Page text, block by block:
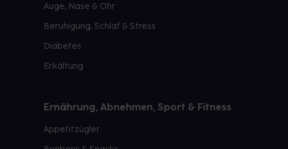
Auge, Nase & Ohr
Beruhigung, Schlaf & Stress
Diabetes
Erkältung
Ernährung, Abnehmen, Sport & Fitness
Appetitzügler